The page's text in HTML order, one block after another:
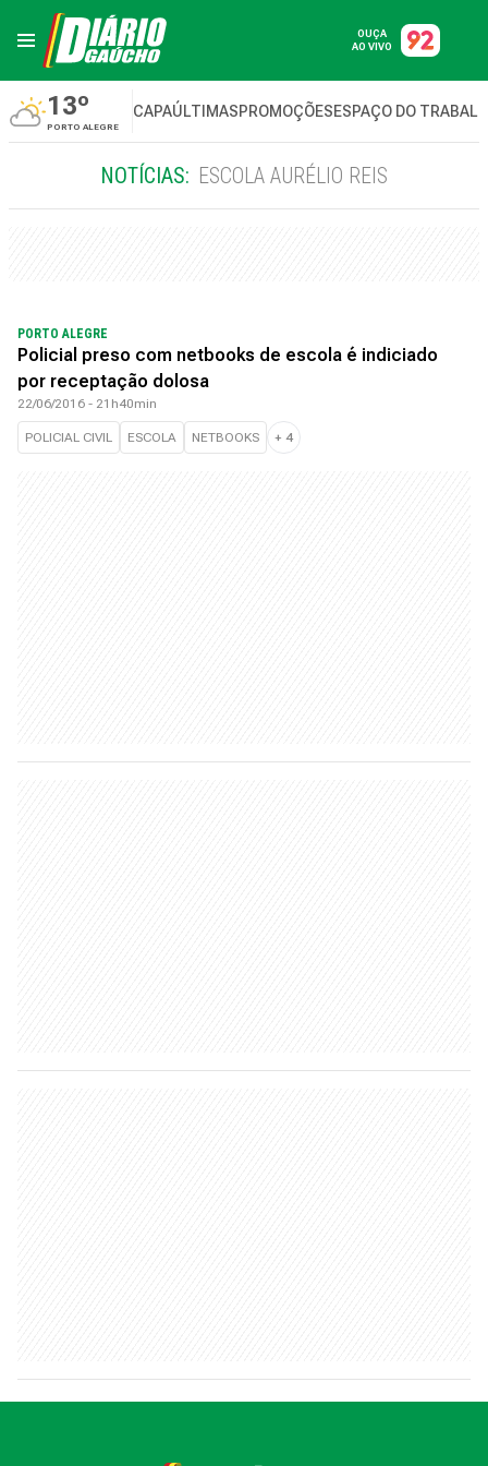
OUÇA
AO VIVO
13º
PORTO ALEGRE
CAPAÚLTIMASPROMOÇÕESESPAÇO DO
NOTÍCIAS: ESCOLA AURÉLIO REIS
PORTO ALEGRE
Policial preso com netbooks de escola é indiciado
por receptação dolosa
22/06/2016 - 21h40min
POLICIAL CIVIL ESCOLA NETBOOKS + 4